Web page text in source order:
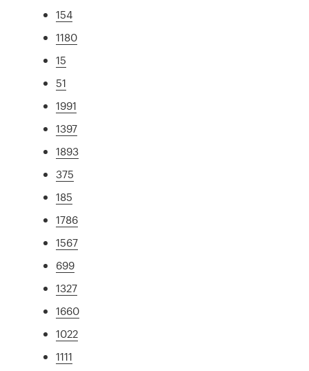
154
1180
15
51
1991
1397
1893
375
185
1786
1567
699
1327
1660
1022
1111